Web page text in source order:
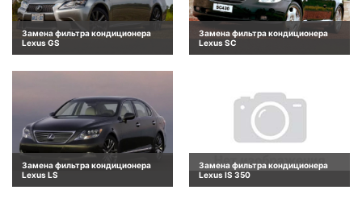
Замена фильтра кондиционера
Lexus GS
Замена фильтра кондиционера
Lexus SC
Замена фильтра кондиционера
Lexus LS
Замена фильтра кондиционера
Lexus IS 350